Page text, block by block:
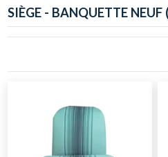
SIÈGE - BANQUETTE NEUF